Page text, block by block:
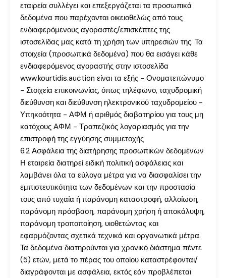
εταιρεία συλλέγει και επεξεργάζεται τα προσωπικά
δεδομένα που παρέχονται οικειοθελώς από τους
ενδιαφερόμενους αγοραστές/επισκέπτες της
ιστοσελίδας μας κατά τη χρήση των υπηρεσιών της. Τα
στοιχεία (προσωπικά δεδομένα) που θα εισάγει κάθε
ενδιαφερόμενος αγοραστής στην ιστοσελίδα
www.kourtidis.auction είναι τα εξής - Ονοματεπώνυμο
- Στοιχεία επικοινωνίας, όπως τηλέφωνο, ταχυδρομική
διεύθυνση και διεύθυνση ηλεκτρονικού ταχυδρομείου -
Υπηκοότητα - ΑΦΜ ή αριθμός διαβατηρίου για τους μη
κατόχους ΑΦΜ - Τραπεζικός λογαριασμός για την
επιστροφή της εγγύησης συμμετοχής
6.2 Ασφάλεια της διατήρησης προσωπικών δεδομένων
Η εταιρεία διατηρεί ειδική πολιτική ασφάλειας και
λαμβάνει όλα τα εύλογα μέτρα για να διασφαλίσει την
εμπιστευτικότητα των δεδομένων και την προστασία
τους από τυχαία ή παράνομη καταστροφή, αλλοίωση,
παράνομη πρόσβαση, παράνομη χρήση ή αποκάλυψη,
παράνομη τροποποίηση, υιοθετώντας και
εφαρμόζοντας σχετικά τεχνικά και οργανωτικά μέτρα.
Τα δεδομένα διατηρούνται για χρονικό διάστημα πέντε
(5) ετών, μετά το πέρας του οποίου καταστρέφονται/
διαγράφονται με ασφάλεια, εκτός εάν προβλέπεται